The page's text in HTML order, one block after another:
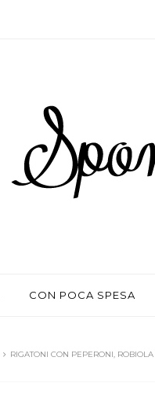
CON POCA SPESA
RIGATONI CON PEPERONI, ROBIOLA